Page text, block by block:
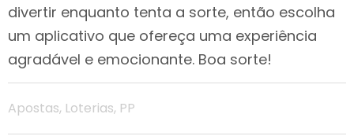
divertir enquanto tenta a sorte, então escolha
um aplicativo que ofereça uma experiência
agradável e emocionante. Boa sorte!
Apostas, Loterias, PP